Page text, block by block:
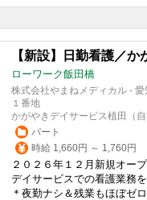
【新設】日勤看護／
ローワーク飯田橋
株式会社やまねメディカル -
１番地
かがやきデイサービス植田（自
パート
時給 1,660円 ～ 1,760円
２０２６年１２月新規オー
デイサービスでの看護業務
＊夜勤ナシ＆残業もほぼ